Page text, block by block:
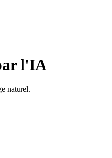
l'IA
naturel.